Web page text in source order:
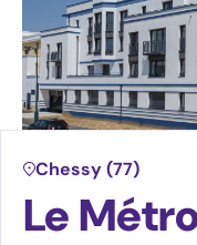
Leader du
Nos
Éclairages
Ressources
Travailler au
Nous rejoindre
Chessy (77)
Le